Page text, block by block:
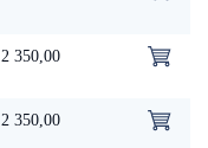
2 350,00
2 350,00